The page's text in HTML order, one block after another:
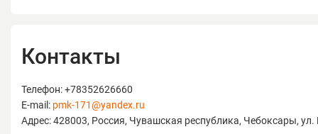
Контакты
Телефон: +78352626660
E-mail: pmk-171@yandex.ru
Адрес: 428003, Россия, Чувашская республика, Чебоксары, ул.